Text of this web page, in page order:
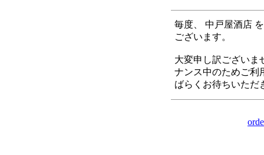
毎度、 中戸屋酒店
ございます。
大変申し訳ございま
ナンス中のためご利
ばらくお待ちいただ